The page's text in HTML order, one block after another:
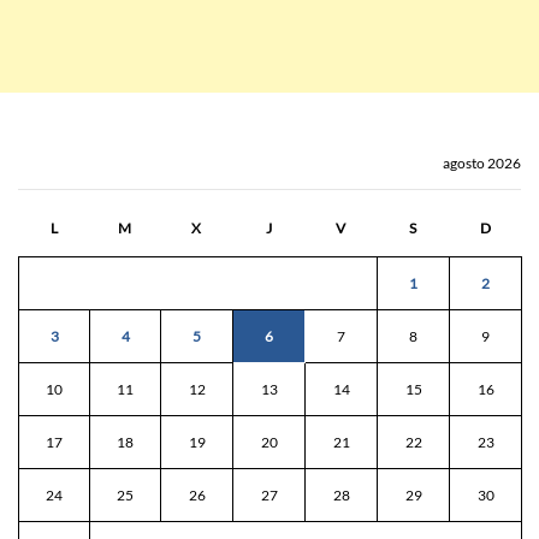
agosto 2026
L M X J V S D
1 2
3 4 5 6 7 8 9
10 11 12 13 14 15 16
17 18 19 20 21 22 23
24 25 26 27 28 29 30